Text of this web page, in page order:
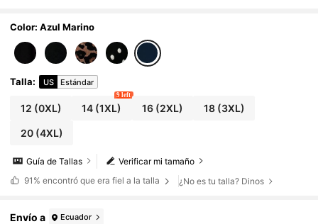
Color: Azul Marino
Talla: US Estándar
12 (0XL) 14 (1XL)
9 left
16(2XL) 18(3XL)
20(4XL)
Verificar mi tamaño
Guía de Tallas
91% encontró que era fiel a la talla ¿No es tu talla? Dinos
Envío a Ecuador